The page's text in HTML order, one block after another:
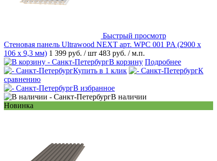
Быстрый просмотр
Стеновая панель Ultrawood NEXT арт. WPC 001 PA (2900 х
106 х 9,3 мм) 1 399 руб. / шт 483 руб. / м.п.
В корзину Подробнее
Купить в 1 клик
К
сравнению
В избранное
В наличии
Новинка